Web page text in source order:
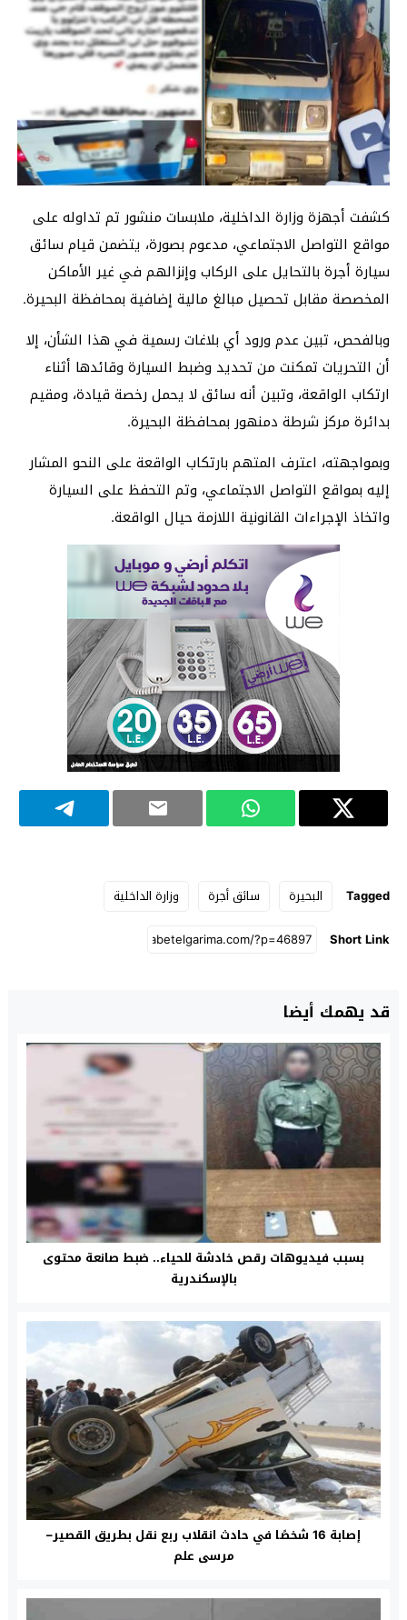
كشفت أجهزة وزارة الداخلية، ملابسات منشور تم تداوله على
مواقع التواصل الاجتماعي، مدعوم بصورة، يتضمن قيام سائق
سيارة أجرة بالتحايل على الركاب وإنزالهم في غير الأماكن
المخصصة مقابل تحصيل مبالغ مالية إضافية بمحافظة البحيرة.
وبالفحص، تبين عدم ورود أي بلاغات رسمية في هذا الشأن، إلا
أن التحريات تمكنت من تحديد وضبط السيارة وقائدها أثناء
ارتكاب الواقعة، وتبين أنه سائق لا يحمل رخصة قيادة، ومقيم
بدائرة مركز شرطة دمنهور بمحافظة البحيرة.
وبمواجهته، اعترف المتهم بارتكاب الواقعة على النحو المشار
إليه بمواقع التواصل الاجتماعي، وتم التحفظ على السيارة
واتخاذ الإجراءات القانونية اللازمة حيال الواقعة.
Tagged البحيرة سائق أجرة
وزارة الداخلية
Short Link
قد يهمك أيضا
بسبب فيديوهات رقص خادشة للحياء.. ضبط صانعة محتوى
بالإسكندرية
إصابة 16 شخصًا في حادث انقلاب ربع نقل بطريق القصير–
مرسى علم